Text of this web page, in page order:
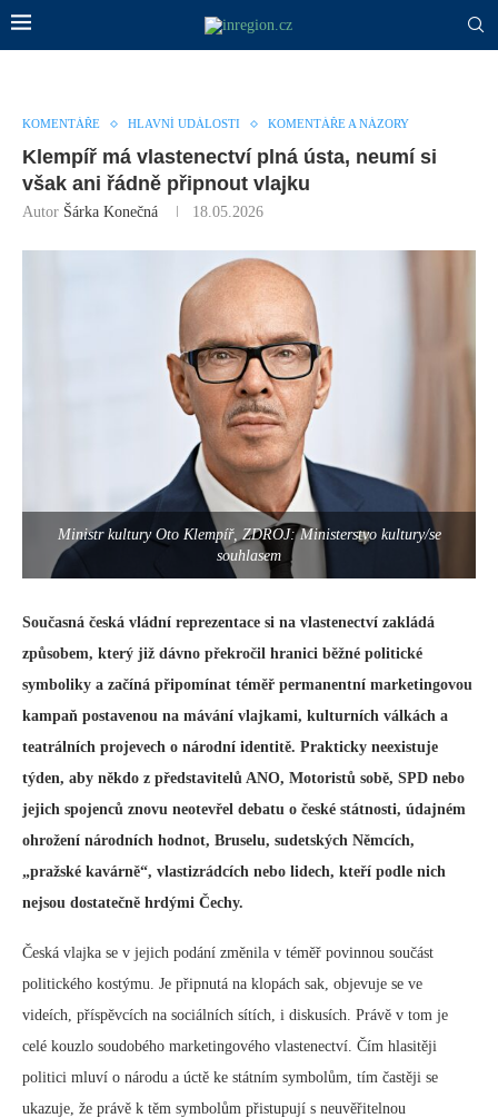
KOMENTÁŘE HLAVNÍ UDÁLOSTI KOMENTÁŘE A NÁZORY
Klempíř má vlastenectví plná ústa, neumí si
však ani řádně připnout vlajku
Autor Šárka Konečná 18.05.2026
Ministr kultury Oto Klempíř, ZDROJ: Ministerstvo kultury/se
souhlasem
Současná česká vládní reprezentace si na vlastenectví zakládá
způsobem, který již dávno překročil hranici běžné politické
symboliky a začíná připomínat téměř permanentní marketingovou
kampaň postavenou na mávání vlajkami, kulturních válkách a
teatrálních projevech o národní identitě. Prakticky neexistuje
týden, aby někdo z představitelů ANO, Motoristů sobě, SPD nebo
jejich spojenců znovu neotevřel debatu o české státnosti, údajném
ohrožení národních hodnot, Bruselu, sudetských Němcích,
„pražské kavárně“, vlastizrádcích nebo lidech, kteří podle nich
nejsou dostatečně hrdými Čechy.
Česká vlajka se v jejich podání změnila v téměř povinnou součást
politického kostýmu. Je připnutá na klopách sak, objevuje se ve
videích, příspěvcích na sociálních sítích, i diskusích. Právě v tom je
celé kouzlo soudobého marketingového vlastenectví. Čím hlasitěji
politici mluví o národu a úctě ke státním symbolům, tím častěji se
ukazuje, že právě k těm symbolům přistupují s neuvěřitelnou